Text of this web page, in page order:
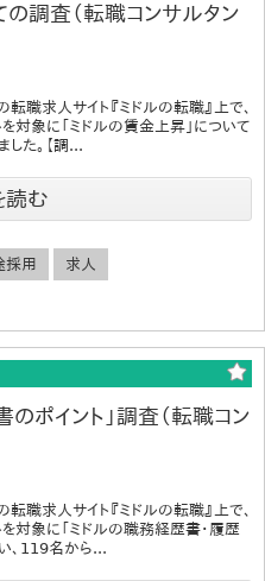
の調査（転職コンサルタン
職求人サイト『ミドルの転職』上で、
対象に「ミドルの賃金上昇」について
た。【調...
読む
採用 求人
ポイント」調査（転職コン
職求人サイト『ミドルの転職』上で、
対象に「ミドルの職務経歴書・履歴
、119名から...